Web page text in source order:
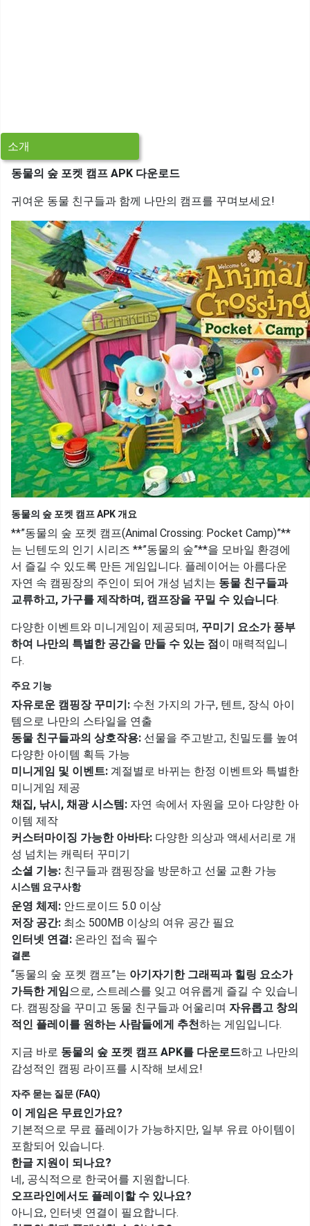
소개
동물의 숲 포켓 캠프 APK 다운로드
귀여운 동물 친구들과 함께 나만의 캠프를 꾸며보세요!
동물의 숲 포켓 캠프 APK 개요
**”동물의 숲 포켓 캠프(Animal Crossing: Pocket Camp)”**
는 닌텐도의 인기 시리즈 **”동물의 숲”**을 모바일 환경에
서 즐길 수 있도록 만든 게임입니다. 플레이어는 아름다운
자연 속 캠핑장의 주인이 되어 개성 넘치는 동물 친구들과
교류하고, 가구를 제작하며, 캠프장을 꾸밀 수 있습니다.
다양한 이벤트와 미니게임이 제공되며, 꾸미기 요소가 풍부
하여 나만의 특별한 공간을 만들 수 있는 점이 매력적입니
다.
주요 기능
자유로운 캠핑장 꾸미기: 수천 가지의 가구, 텐트, 장식 아이
템으로 나만의 스타일을 연출
동물 친구들과의 상호작용: 선물을 주고받고, 친밀도를 높여
다양한 아이템 획득 가능
미니게임 및 이벤트: 계절별로 바뀌는 한정 이벤트와 특별한
미니게임 제공
채집, 낚시, 채광 시스템: 자연 속에서 자원을 모아 다양한 아
이템 제작
커스터마이징 가능한 아바타: 다양한 의상과 액세서리로 개
성 넘치는 캐릭터 꾸미기
소셜 기능: 친구들과 캠핑장을 방문하고 선물 교환 가능
시스템 요구사항
운영 체제: 안드로이드 5.0 이상
저장 공간: 최소 500MB 이상의 여유 공간 필요
인터넷 연결: 온라인 접속 필수
결론
“동물의 숲 포켓 캠프”는 아기자기한 그래픽과 힐링 요소가
가득한 게임으로, 스트레스를 잊고 여유롭게 즐길 수 있습니
다. 캠핑장을 꾸미고 동물 친구들과 어울리며 자유롭고 창의
적인 플레이를 원하는 사람들에게 추천하는 게임입니다.
지금 바로 동물의 숲 포켓 캠프 APK를 다운로드하고 나만의
감성적인 캠핑 라이프를 시작해 보세요!
자주 묻는 질문 (FAQ)
이 게임은 무료인가요?
기본적으로 무료 플레이가 가능하지만, 일부 유료 아이템이
포함되어 있습니다.
한글 지원이 되나요?
네, 공식적으로 한국어를 지원합니다.
오프라인에서도 플레이할 수 있나요?
아니요, 인터넷 연결이 필요합니다.